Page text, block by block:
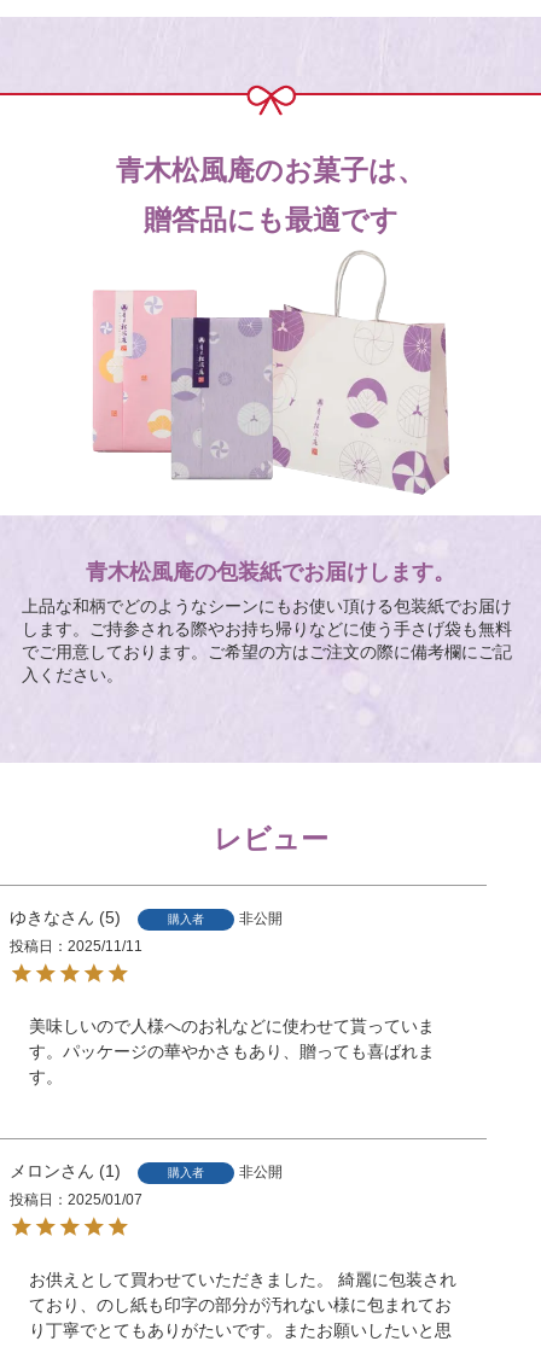
青木松風庵のお菓子は、
贈答品にも最適です
青木松風庵の包装紙でお届けします。
上品な和柄でどのようなシーンにもお使い頂ける包装紙でお届け
します。ご持参される際やお持ち帰りなどに使う手さげ袋も無料
でご用意しております。ご希望の方はご注文の際に備考欄にご記
入ください。
レビュー
ゆきな 5 購入者
非公開
投稿日
2025/11/11
美味しいので人様へのお礼などに使わせて貰っていま
す。パッケージの華やかさもあり、贈っても喜ばれま
す。
メロン 1 購入者
非公開
投稿日
2025/01/07
お供えとして買わせていただきました。 綺麗に包装され
ており、のし紙も印字の部分が汚れない様に包まれてお
り丁寧でとてもありがたいです。またお願いしたいと思